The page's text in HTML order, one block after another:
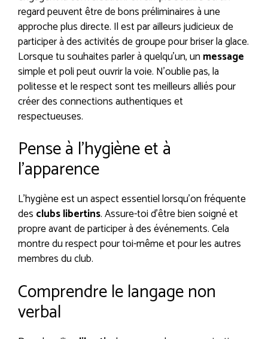
regard peuvent être de bons préliminaires à une
approche plus directe. Il est par ailleurs judicieux de
participer à des activités de groupe pour briser la glace.
Lorsque tu souhaites parler à quelqu’un, un message
simple et poli peut ouvrir la voie. N’oublie pas, la
politesse et le respect sont tes meilleurs alliés pour
créer des connections authentiques et
respectueuses.
Pense à l’hygiène et à
l’apparence
L’hygiène est un aspect essentiel lorsqu’on fréquente
des clubs libertins. Assure-toi d’être bien soigné et
propre avant de participer à des événements. Cela
montre du respect pour toi-même et pour les autres
membres du club.
Comprendre le langage non
verbal